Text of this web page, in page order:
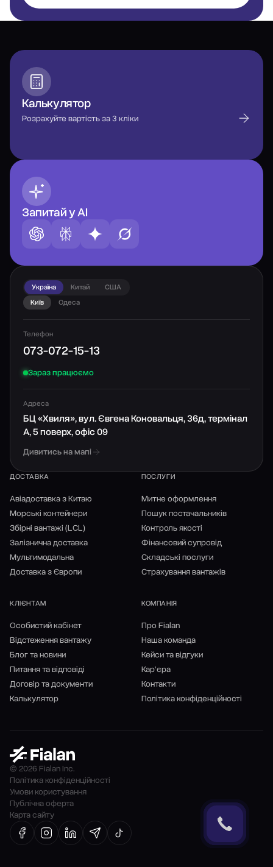
Калькулятор
Розрахуйте вартість за 3 кліки
Запитай у AI
Україна Китай
США
Київ
Одеса
Телефон
073-072-15-13
Зараз працюємо
Адреса
БЦ «Хвиля», вул. Євгена Коновальця, 36д, термінал
А, 5 поверх, офіс 09
Дивитись на мапі
ДОСТАВКА
Авіадоставка з Китаю
Морські контейнери
Збірні вантажі (LCL)
Залізнична доставка
Мультимодальна
Доставка з Європи
ПОСЛУГИ
Митне оформлення
Пошук постачальників
Контроль якості
Фінансовий супровід
Складські послуги
Страхування вантажів
КЛІЄНТАМ
Особистий кабінет
Відстеження вантажу
Блог та новини
Питання та відповіді
Договір та документи
Калькулятор
КОМПАНІЯ
Про Fialan
Наша команда
Кейси та відгуки
Кар'єра
Контакти
Політика конфіденційності
© 2026 Fialan Inc.
Політика конфіденційності
Умови користування
Публічна оферта
Карта сайту